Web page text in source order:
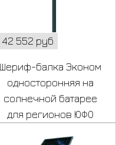
42 552 руб
Шериф-балка Эконом
односторонняя на
солнечной батарее
для регионов ЮФО